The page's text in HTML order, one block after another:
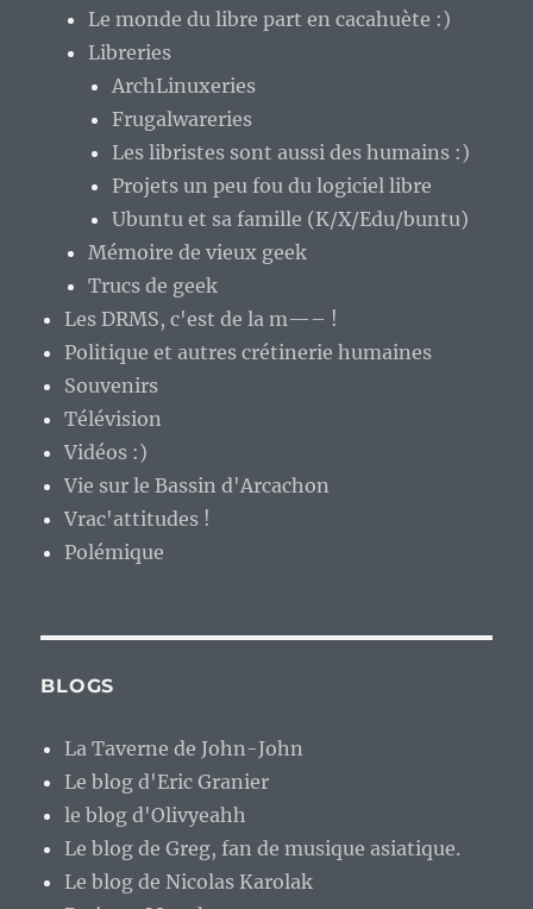
Le monde du libre part en cacahuète :)
Libreries
ArchLinuxeries
Frugalwareries
Les libristes sont aussi des humains :)
Projets un peu fou du logiciel libre
Ubuntu et sa famille (K/X/Edu/buntu)
Mémoire de vieux geek
Trucs de geek
Les DRMS, c'est de la m—– !
Politique et autres crétinerie humaines
Souvenirs
Télévision
Vidéos :)
Vie sur le Bassin d'Arcachon
Vrac'attitudes !
Polémique
BLOGS
La Taverne de John-John
Le blog d'Eric Granier
le blog d'Olivyeahh
Le blog de Greg, fan de musique asiatique.
Le blog de Nicolas Karolak